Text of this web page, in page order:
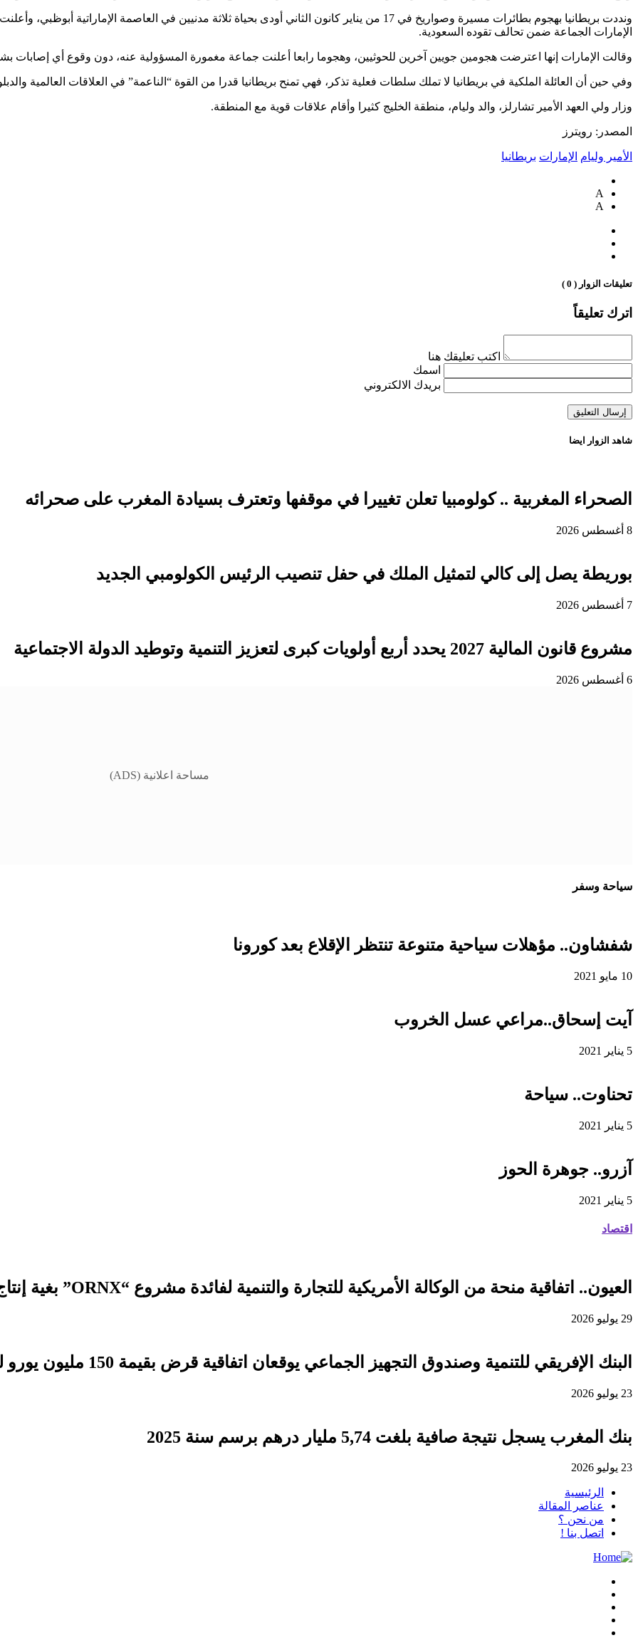
ونددت بريطانيا بهجوم بطائرات مسيرة وصواريخ في 17 من يناير كانون الثاني أودى بحياة ثلاثة مدنيين في العاصمة
الإمارات الجماعة ضمن تحالف تقوده السعودية.
وقالت الإمارات إنها اعترضت هجومين جويين آخرين للحوثيين، وهجوما رابعا أعلنت جماعة مغمورة المسؤولية عنه، دون وقوع أي إصابات
وفي حين أن العائلة الملكية في بريطانيا لا تملك سلطات فعلية تذكر، فهي تمنح بريطانيا قدرا من القوة “الناعمة” في العلاقات العالمية
وزار ولي العهد الأمير تشارلز، والد وليام، منطقة الخليج كثيرا وأقام علاقات قوية مع المنطقة.
المصدر: رويترز
الأمير وليام الإمارات بريطانيا
A
A
تعليقات الزوار ( 0 )
اترك تعليقاً
اكتب تعليقك هنا
اسمك
بريدك الالكتروني
شاهد الزوار ايضا
الصحراء المغربية .. كولومبيا تعلن تغييرا في موقفها وتعترف بسيادة المغرب على صحرائه
8 أغسطس 2026
بوريطة يصل إلى كالي لتمثيل الملك في حفل تنصيب الرئيس الكولومبي الجديد
7 أغسطس 2026
مشروع قانون المالية 2027 يحدد أربع أولويات كبرى لتعزيز التنمية وتوطيد الدولة الاجتماعية
6 أغسطس 2026
مساحة اعلانية (ADS)
سياحة وسفر
شفشاون.. مؤهلات سياحية متنوعة تنتظر الإقلاع بعد كورونا
10 مايو 2021
آيت إسحاق..مراعي عسل الخروب
5 يناير 2021
تحناوت.. سياحة
5 يناير 2021
آزرو.. جوهرة الحوز
5 يناير 2021
اقتصاد
العيون.. اتفاقية منحة من الوكالة الأمريكية للتجارة والتنمية لفائدة مشروع “ORNX” بغية إنتاج الأمونيا الخضراء
29 يوليو 2026
البنك الإفريقي للتنمية وصندوق التجهيز الجماعي يوقعان اتفاقية قرض بقيمة 150 مليون يورو لدعم التنمية الترابية
23 يوليو 2026
بنك المغرب يسجل نتيجة صافية بلغت 5,74 مليار درهم برسم سنة 2025
23 يوليو 2026
الرئيسية
عناصر المقالة
من نحن ؟
اتصل بنا !